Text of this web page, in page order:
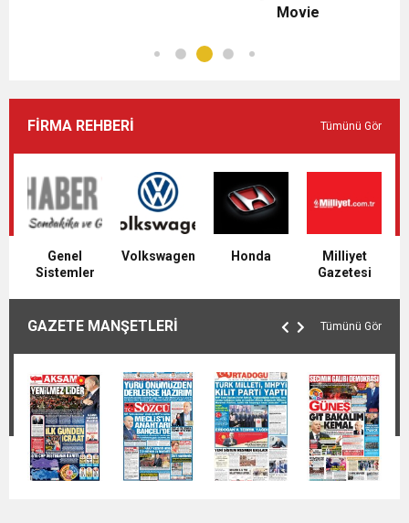
Movie
FİRMA REHBERİ Tümünü Gör
Genel
Sistemler
Volkswagen Honda
Milliyet
Gazetesi
GAZETE MANŞETLERİ Tümünü Gör